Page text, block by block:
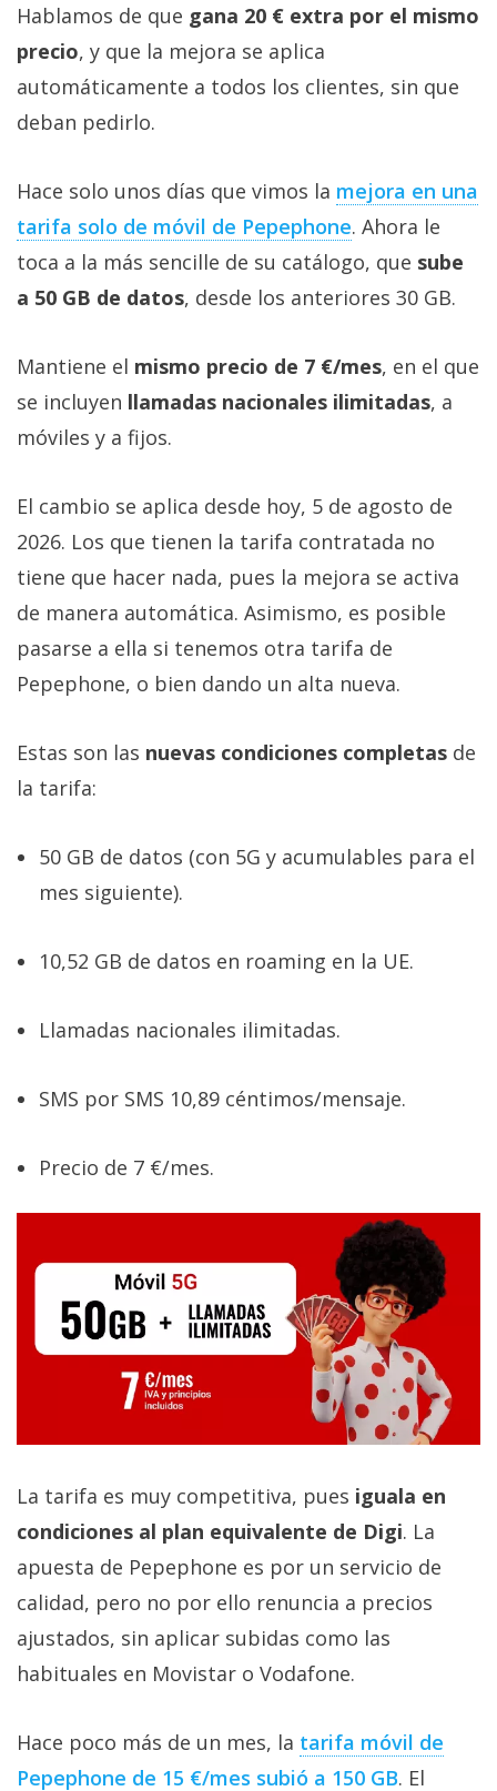
Hablamos de que gana 20 € extra por el mismo
precio, y que la mejora se aplica
automáticamente a todos los clientes, sin que
deban pedirlo.
Hace solo unos días que vimos la mejora en una
tarifa solo de móvil de Pepephone‎. Ahora le
toca a la más sencille de su catálogo, que sube
a 50 GB de datos, desde los anteriores 30 GB.
Mantiene el mismo precio de 7 €/mes, en el que
se incluyen llamadas nacionales ilimitadas, a
móviles y a fijos.
El cambio se aplica desde hoy, 5 de agosto de
2026. Los que tienen la tarifa contratada no
tiene que hacer nada, pues la mejora se activa
de manera automática. Asimismo, es posible
pasarse a ella si tenemos otra tarifa de
Pepephone, o bien dando un alta nueva.
Estas son las nuevas condiciones completas de
la tarifa:
50 GB de datos (con 5G y acumulables para el
mes siguiente).
10,52 GB de datos en roaming en la UE.
Llamadas nacionales ilimitadas.
SMS por SMS 10,89 céntimos/mensaje.
Precio de 7 €/mes.
La tarifa es muy competitiva, pues iguala en
condiciones al plan equivalente de Digi. La
apuesta de Pepephone es por un servicio de
calidad, pero no por ello renuncia a precios
ajustados, sin aplicar subidas como las
habituales en Movistar o Vodafone.
Hace poco más de un mes, la tarifa móvil de
Pepephone de 15 €/mes subió a 150 GB‎. El